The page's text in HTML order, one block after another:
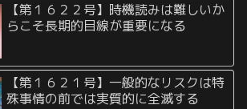
【第１６２２号】時機読みは難しいか
らこそ長期的目線が重要になる
【第１６２１号】一般的なリスクは特
殊事情の前では実質的に全滅する